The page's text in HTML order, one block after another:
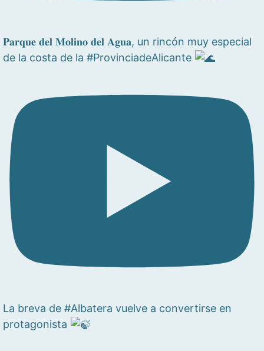
𝐏𝐚𝐫𝐪𝐮𝐞 𝐝𝐞𝐥 𝐌𝐨𝐥𝐢𝐧𝐨 𝐝𝐞𝐥 𝐀𝐠𝐮𝐚, un rincón muy especial
de la costa de la #ProvinciadeAlicante
La breva de #Albatera vuelve a convertirse en
protagonista